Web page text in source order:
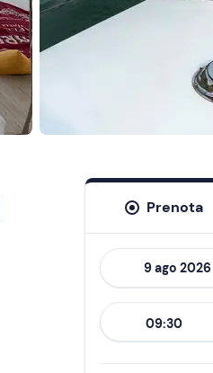
Prenota
forward
to
interact
09:30